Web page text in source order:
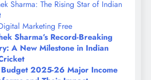
Sharma: The Rising Star of Indian
Marketing Free
Sharma’s Record-Breaking
A New Milestone in Indian
Budget 2025-26 Major Income